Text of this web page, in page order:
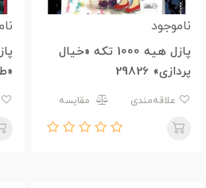
ناموجود
پازل هیه 1000 تکه «خیال
پردازی» 29826
مقایسه